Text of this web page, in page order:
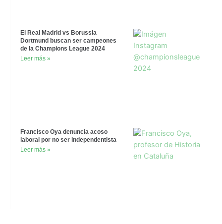
El Real Madrid vs Borussia
Dortmund buscan ser campeones
de la Champions League 2024
Leer más »
Francisco Oya denuncia acoso
laboral por no ser independentista
Leer más »